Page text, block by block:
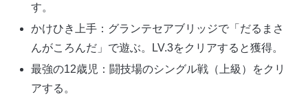
す。
かけひき上手：グランテセアブリッジで「だるまさ
んがころんだ」で遊ぶ。LV.3をクリアすると獲得。
最強の12歳児：闘技場のシングル戦（上級）をクリ
アする。